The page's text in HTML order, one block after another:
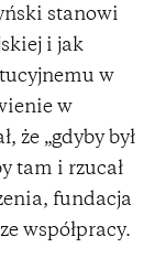
stanowi
i jak
w
w
że „gdyby był
tam i rzucał
fundacja
współpracy.